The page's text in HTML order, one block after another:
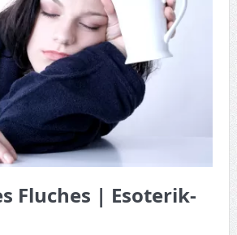
Fluches | Esoterik-